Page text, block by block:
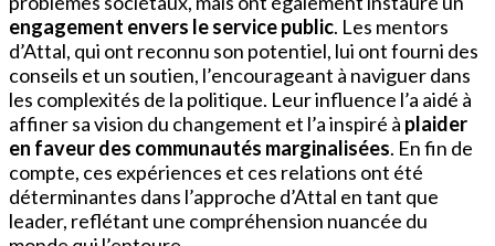
engagement envers le service public. Les mentors
d’Attal, qui ont reconnu son potentiel, lui ont fourni des
conseils et un soutien, l’encourageant à naviguer dans
les complexités de la politique. Leur influence l’a aidé à
affiner sa vision du changement et l’a inspiré à plaider
en faveur des communautés marginalisées. En fin de
compte, ces expériences et ces relations ont été
déterminantes dans l’approche d’Attal en tant que
leader, reflétant une compréhension nuancée du